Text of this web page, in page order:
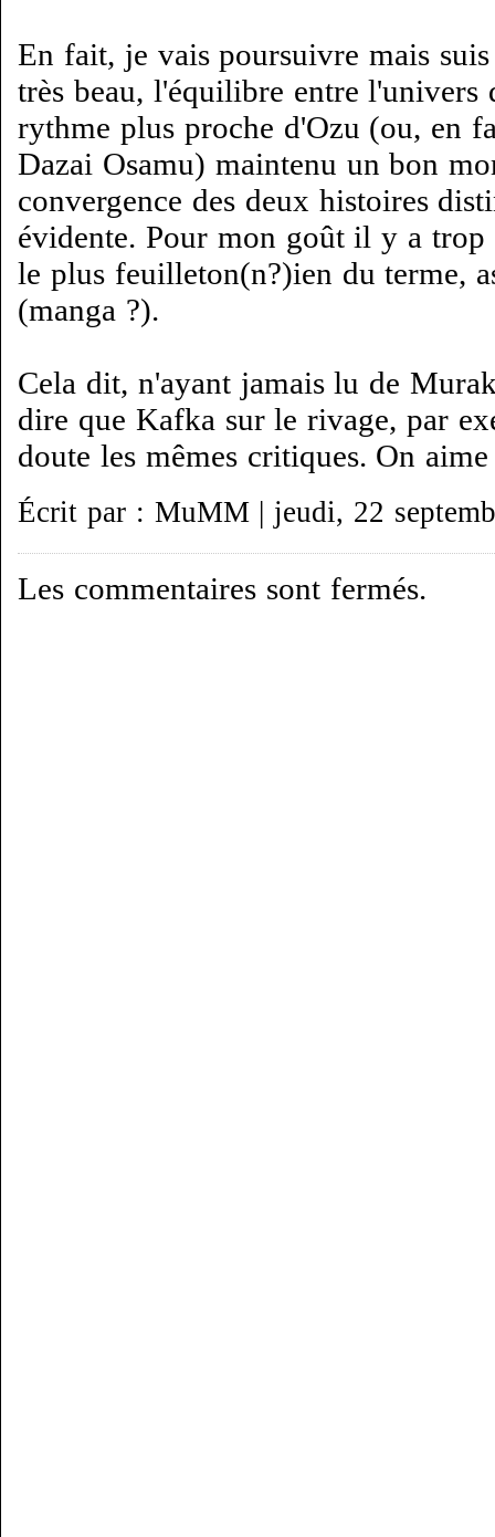
En fait, je vais poursuivre mais
très beau, l'équilibre entre l'univers
rythme plus proche d'Ozu (ou, en
Dazai Osamu) maintenu un bon
convergence des deux histoires
évidente. Pour mon goût il y a trop
le plus feuilleton(n?)ien du terme,
(manga ?).
Cela dit, n'ayant jamais lu de
dire que Kafka sur le rivage, par
doute les mêmes critiques. On
Écrit par : MuMM | jeudi, 22
Les commentaires sont fermés.